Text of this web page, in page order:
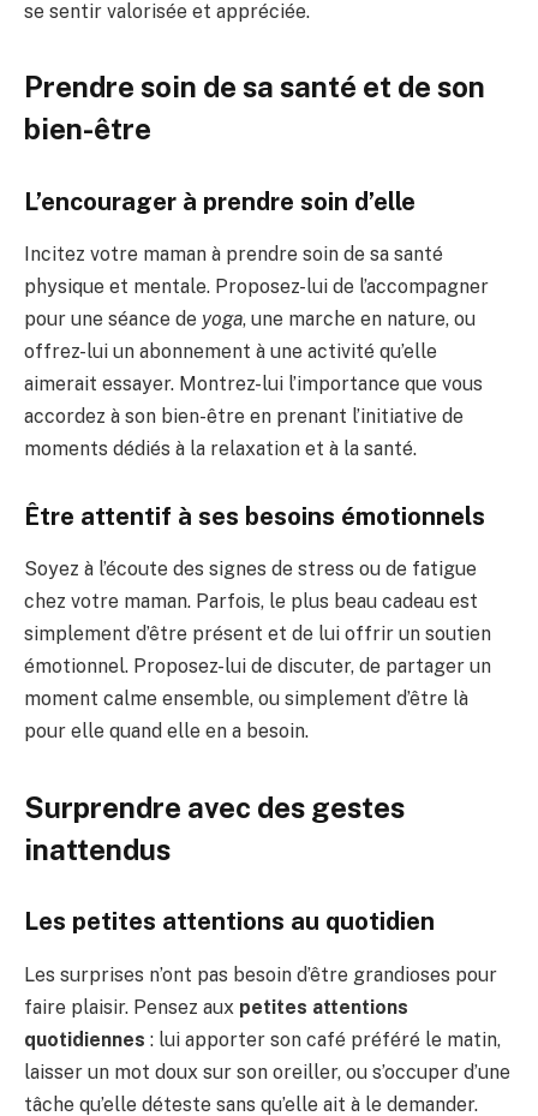
se sentir valorisée et appréciée.
Prendre soin de sa santé et de son
bien-être
L’encourager à prendre soin d’elle
Incitez votre maman à prendre soin de sa santé
physique et mentale. Proposez-lui de l’accompagner
pour une séance de yoga, une marche en nature, ou
offrez-lui un abonnement à une activité qu’elle
aimerait essayer. Montrez-lui l’importance que vous
accordez à son bien-être en prenant l’initiative de
moments dédiés à la relaxation et à la santé.
Être attentif à ses besoins émotionnels
Soyez à l’écoute des signes de stress ou de fatigue
chez votre maman. Parfois, le plus beau cadeau est
simplement d’être présent et de lui offrir un soutien
émotionnel. Proposez-lui de discuter, de partager un
moment calme ensemble, ou simplement d’être là
pour elle quand elle en a besoin.
Surprendre avec des gestes
inattendus
Les petites attentions au quotidien
Les surprises n’ont pas besoin d’être grandioses pour
faire plaisir. Pensez aux petites attentions
quotidiennes : lui apporter son café préféré le matin,
laisser un mot doux sur son oreiller, ou s’occuper d’une
tâche qu’elle déteste sans qu’elle ait à le demander.